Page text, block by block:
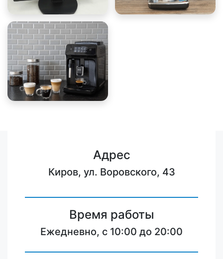
Адрес
Киров, ул. Воровского, 43
Время работы
Ежедневно, с 10:00 до 20:00